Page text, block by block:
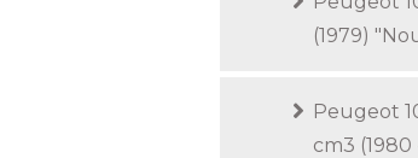
(1979)
Peugeot
cm3 (1980